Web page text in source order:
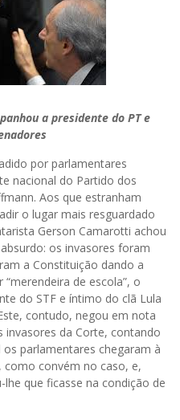
a presidente do PT e
por parlamentares
nacional do Partido dos
Aos que estranham
o lugar mais resguardado
Gerson Camarotti achou
os invasores foram
a Constituição dando a
de escola”, o
do STF e íntimo do clã Lula
contudo, negou em nota
invasores da Corte, contando
parlamentares chegaram à
como convém no caso, e,
que ficasse na condição de